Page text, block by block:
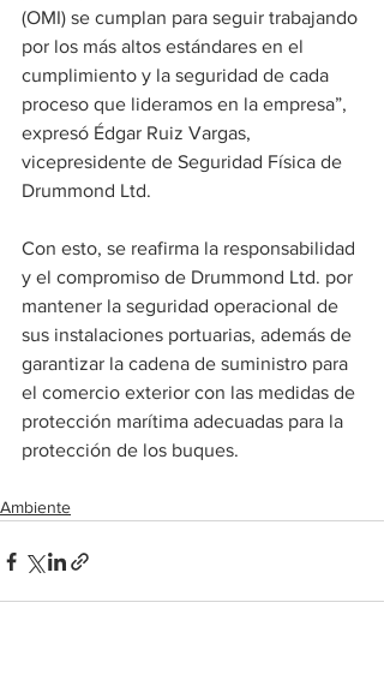
(OMI) se cumplan para seguir trabajando
por los más altos estándares en el
cumplimiento y la seguridad de cada
proceso que lideramos en la empresa”,
expresó Édgar Ruiz Vargas,
vicepresidente de Seguridad Física de
Drummond Ltd.
Con esto, se reafirma la responsabilidad
y el compromiso de Drummond Ltd. por
mantener la seguridad operacional de
sus instalaciones portuarias, además de
garantizar la cadena de suministro para
el comercio exterior con las medidas de
protección marítima adecuadas para la
protección de los buques.
Ambiente